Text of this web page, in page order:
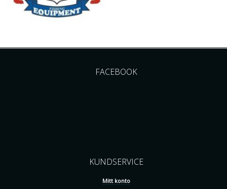
FACEBOOK
KUNDSERVICE
Mitt konto